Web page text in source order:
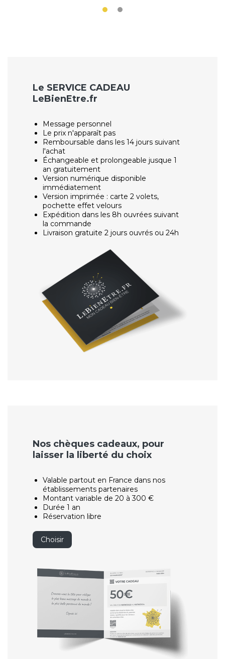
Le SERVICE CADEAU
LeBienEtre.fr
Message personnel
Le prix n'apparaît pas
Remboursable dans les 14 jours suivant
l'achat
Échangeable et prolongeable jusque 1
an gratuitement
Version numérique disponible
immédiatement
Version imprimée : carte 2 volets,
pochette effet velours
Expédition dans les 8h ouvrées suivant
la commande
Livraison gratuite 2 jours ouvrés ou 24h
Nos chèques cadeaux, pour
laisser la liberté du choix
Valable partout en France dans nos
établissements partenaires
Montant variable de 20 à 300 €
Durée 1 an
Réservation libre
Choisir